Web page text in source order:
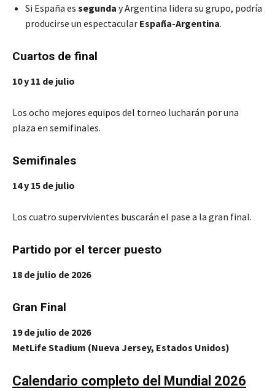
Si España es segunda y Argentina lidera su grupo, podría
producirse un espectacular España-Argentina.
Cuartos de final
10 y 11 de julio
Los ocho mejores equipos del torneo lucharán por una
plaza en semifinales.
Semifinales
14 y 15 de julio
Los cuatro supervivientes buscarán el pase a la gran final.
Partido por el tercer puesto
18 de julio de 2026
Gran Final
19 de julio de 2026
MetLife Stadium (Nueva Jersey, Estados Unidos)
Calendario completo del Mundial 2026